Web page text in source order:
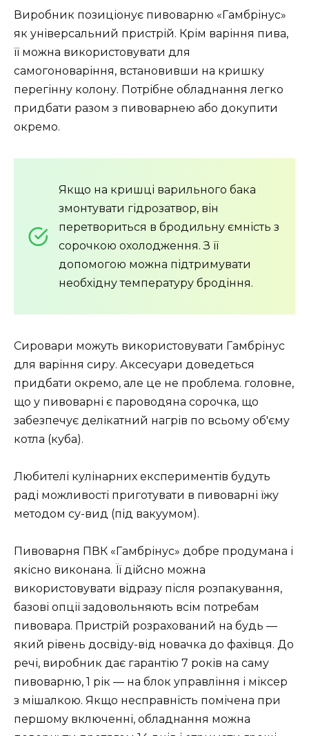
Виробник позиціонує пивоварню «Гамбрінус»
як універсальний пристрій. Крім варіння пива,
її можна використовувати для
самогоноваріння, встановивши на кришку
перегінну колону. Потрібне обладнання легко
придбати разом з пивоварнею або докупити
окремо.
Якщо на кришці варильного бака
змонтувати гідрозатвор, він
перетвориться в бродильну ємність з
сорочкою охолодження. З її
допомогою можна підтримувати
необхідну температуру бродіння.
Сировари можуть використовувати Гамбрінус
для варіння сиру. Аксесуари доведеться
придбати окремо, але це не проблема. головне,
що у пивоварні є пароводяна сорочка, що
забезпечує делікатний нагрів по всьому об'єму
котла (куба).
Любителі кулінарних експериментів будуть
раді можливості приготувати в пивоварні їжу
методом су-вид (під вакуумом).
Пивоварня ПВК «Гамбрінус» добре продумана і
якісно виконана. Її дійсно можна
використовувати відразу після розпакування,
базові опції задовольняють всім потребам
пивовара. Пристрій розрахований на будь —
який рівень досвіду-від новачка до фахівця. До
речі, виробник дає гарантію 7 років на саму
пивоварню, 1 рік — на блок управління і міксер
з мішалкою. Якщо несправність помічена при
першому включенні, обладнання можна